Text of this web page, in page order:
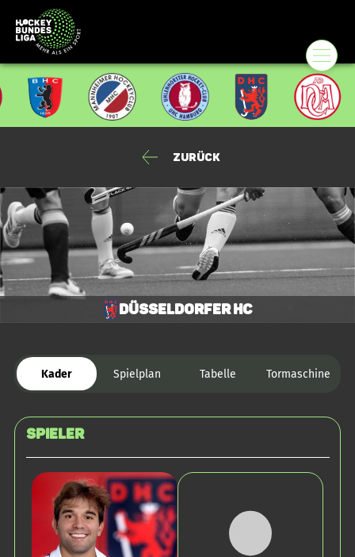
Zurück
Düsseldorfer HC
Kader Spielplan Tabelle Tormaschine
Spieler